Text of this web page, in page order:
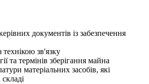
документів із забезпечення
технікою зв'язку
та термінів зберігання майна
матеріальних засобів, які